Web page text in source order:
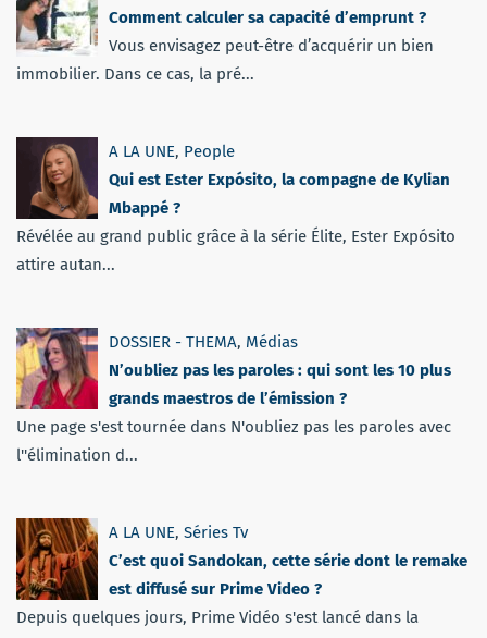
Comment calculer sa capacité d’emprunt ?
Vous envisagez peut-être d’acquérir un bien
immobilier. Dans ce cas, la pré...
A LA UNE, People
Qui est Ester Expósito, la compagne de Kylian
Mbappé ?
Révélée au grand public grâce à la série Élite, Ester Expósito
attire autan...
DOSSIER - THEMA, Médias
N’oubliez pas les paroles : qui sont les 10 plus
grands maestros de l’émission ?
Une page s'est tournée dans N'oubliez pas les paroles avec
l''élimination d...
A LA UNE, Séries Tv
C’est quoi Sandokan, cette série dont le remake
est diffusé sur Prime Video ?
Depuis quelques jours, Prime Vidéo s'est lancé dans la